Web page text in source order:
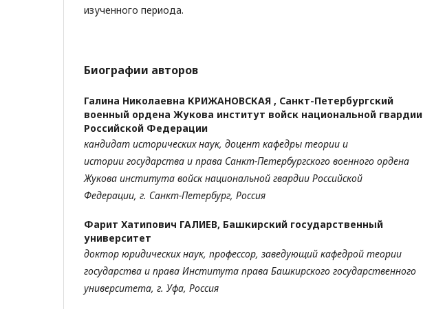
изученного периода.
Биографии авторов
Галина Николаевна КРИЖАНОВСКАЯ , Санкт-Петербургский
военный ордена Жукова институт войск национальной гвардии
Российской Федерации
кандидат исторических наук, доцент кафедры теории и
истории государства и права Санкт-Петербургского военного ордена
Жукова института войск национальной гвардии Российской
Федерации, г. Санкт-Петербург, Россия
Фарит Хатипович ГАЛИЕВ, Башкирский государственный
университет
доктор юридических наук, профессор, заведующий кафедрой теории
государства и права Института права Башкирского государственного
университета, г. Уфа, Россия